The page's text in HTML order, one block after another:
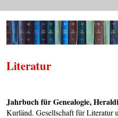
Literatur
Jahrbuch für Genealogie,
Kurländ. Gesellschaft für Literatur